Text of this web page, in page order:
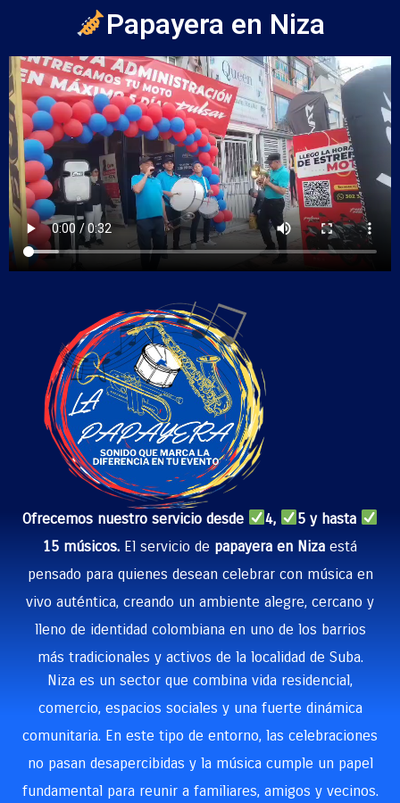
Papayera en Niza
Ofrecemos nuestro servicio desde 4,
5 y hasta
15 músicos. El servicio de papayera en Niza está
pensado para quienes desean celebrar con música en
vivo auténtica, creando un ambiente alegre, cercano y
lleno de identidad colombiana en uno de los barrios
más tradicionales y activos de la localidad de Suba.
Niza es un sector que combina vida residencial,
comercio, espacios sociales y una fuerte dinámica
comunitaria. En este tipo de entorno, las celebraciones
no pasan desapercibidas y la música cumple un papel
fundamental para reunir a familiares, amigos y vecinos.